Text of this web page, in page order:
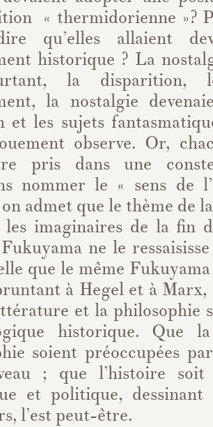
« thermidorienne »?
qu’elles allaient
historique ? La
la disparition,
la nostalgie
et les sujets
observe. Or,
pris dans une
nommer le « sens de
admet que le thème de
imaginaires de la fin
ne le
que le même
à Hegel et à
et la philosophie
historique. Que
soient préoccupées
; que l’histoire
et politique, dessinant
l’est peut-être.